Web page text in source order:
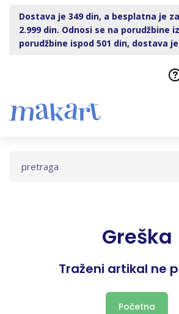
Dostava je 349 din, a besplatna je
2.999 din. Odnosi se na porudžbine
porudžbine ispod 501 din, dostava je
Greška
Traženi artikal ne
Početna